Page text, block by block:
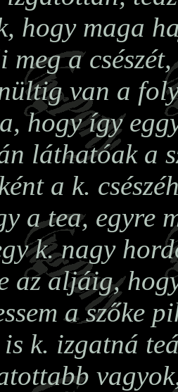
hogy maga
meg a csészét,
van a
hogy így
láthatóak a
a k.
a tea, egyre
k. nagy
az aljáig,
a szőke
k. izgatná